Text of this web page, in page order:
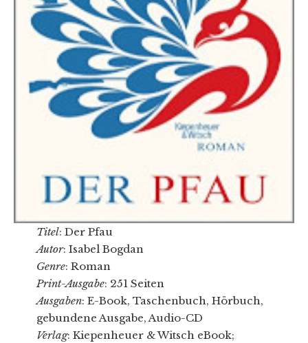
Titel: Der Pfau
Autor: Isabel Bogdan
Genre: Roman
Print-Ausgabe: 251 Seiten
Ausgaben: E-Book, Taschenbuch, Hörbuch,
gebundene Ausgabe, Audio-CD
Verlag: Kiepenheuer & Witsch eBook;